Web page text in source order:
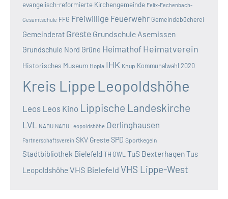
evangelisch-reformierte Kirchengemeinde Felix-Fechenbach-
Gesamtschule FFG Freiwillige Feuerwehr Gemeindebücherei
Gemeinderat Greste Grundschule Asemissen
Grundschule Nord Grüne Heimathof Heimatverein
Historisches Museum Hopla IHK Knup Kommunalwahl 2020
Kreis Lippe Leopoldshöhe
Leos Leos Kino Lippische Landeskirche
LVL NABU NABU Leopoldshöhe Oerlinghausen
Partnerschaftsverein SKV GresteSPD Sportkegeln
Stadtbibliothek Bielefeld TH OWL TuS BexterhagenTus
Leopoldshöhe VHS Bielefeld VHS Lippe-West